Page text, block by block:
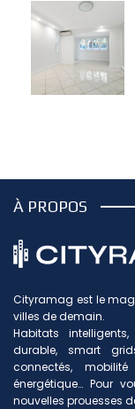
À PROPOS
Cityramag est le
villes de demain.
Habitats
durable, smart
connectés,
énergétique… Pour
nouvelles prouesses